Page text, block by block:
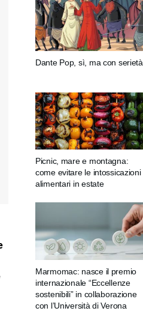
Dante Pop, sì, ma con serietà
Picnic, mare e montagna:
come evitare le intossicazioni
alimentari in estate
Marmomac: nasce il premio
internazionale “Eccellenze
sostenibili” in collaborazione
con l’Università di Verona